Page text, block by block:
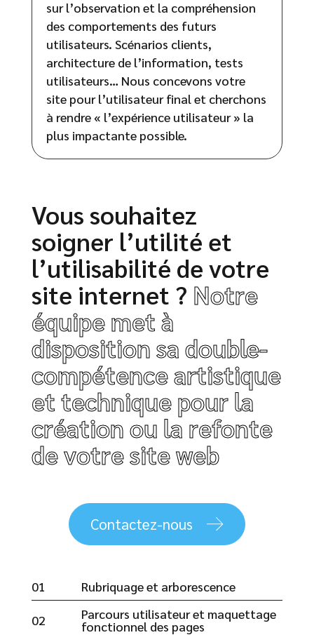
sur l’observation et la compréhension
des comportements des futurs
utilisateurs. Scénarios clients,
architecture de l’information, tests
utilisateurs… Nous concevons votre
site pour l’utilisateur final et cherchons
à rendre « l’expérience utilisateur » la
plus impactante possible.
Vous souhaitez
soigner l’utilité et
l’utilisabilité de votre
site internet ? Notre
équipe met à
disposition sa double-
compétence artistique
et technique pour la
création ou la refonte
de votre site web
Contactez-nous
01 Rubriquage et arborescence
02 Parcours utilisateur et maquettage
fonctionnel des pages